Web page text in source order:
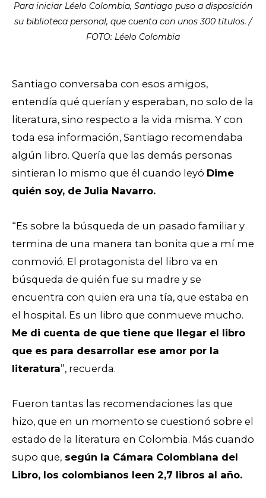
Para iniciar Léelo Colombia, Santiago puso a disposición
su biblioteca personal, que cuenta con unos 300 títulos. /
FOTO: Léelo Colombia
Santiago conversaba con esos amigos,
entendía qué querían y esperaban, no solo de la
literatura, sino respecto a la vida misma. Y con
toda esa información, Santiago recomendaba
algún libro. Quería que las demás personas
sintieran lo mismo que él cuando leyó Dime
quién soy, de Julia Navarro.
“Es sobre la búsqueda de un pasado familiar y
termina de una manera tan bonita que a mí me
conmovió. El protagonista del libro va en
búsqueda de quién fue su madre y se
encuentra con quien era una tía, que estaba en
el hospital. Es un libro que conmueve mucho.
Me di cuenta de que tiene que llegar el libro
que es para desarrollar ese amor por la
literatura”, recuerda.
Fueron tantas las recomendaciones las que
hizo, que en un momento se cuestionó sobre el
estado de la literatura en Colombia. Más cuando
supo que, según la Cámara Colombiana del
Libro, los colombianos leen 2,7 libros al año.